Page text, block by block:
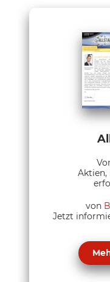
Aktien,
von
Jetzt